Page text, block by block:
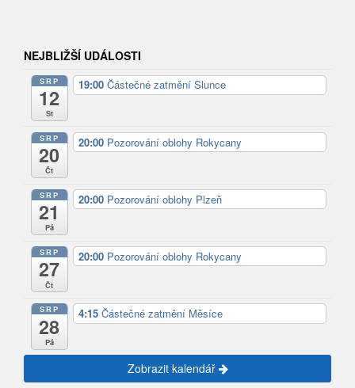
NEJBLIŽŠÍ UDÁLOSTI
SRP
12
St
19:00 Částečné zatmění Slunce
SRP
20
Čt
20:00 Pozorování oblohy Rokycany
SRP
21
Pá
20:00 Pozorování oblohy Plzeň
SRP
27
Čt
20:00 Pozorování oblohy Rokycany
SRP
28
Pá
4:15 Částečné zatmění Měsíce
Zobrazit kalendář